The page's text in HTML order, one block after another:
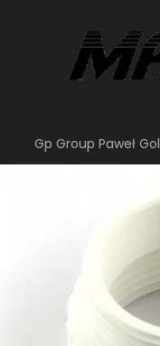
Gp Group Paweł
ul. Królowej Jadwigi
+48 796 208 851